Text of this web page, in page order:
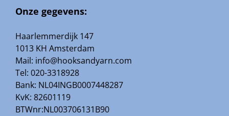
Onze gegevens:
Haarlemmerdijk 147
1013 KH Amsterdam
Mail: info@hooksandyarn.com
Tel: 020-3318928
Bank: NL04INGB0007448287
KvK: 82601119
BTWnr:NL003706131B90